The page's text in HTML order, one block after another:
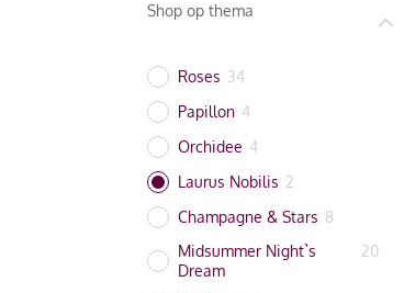
Shop op thema
Roses 34
Papillon 4
Orchidee 4
Laurus Nobilis 2
Champagne & Stars 8
Midsummer Night`s
Dream
20